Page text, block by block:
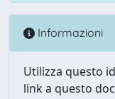
Informazioni
Utilizza questo
link a questo